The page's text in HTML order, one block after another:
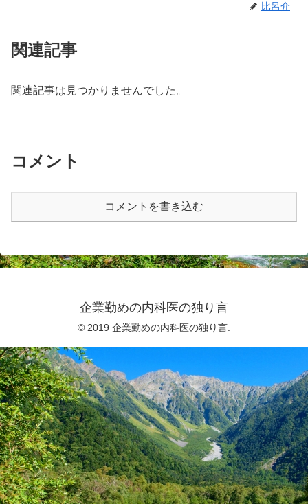
比呂介
関連記事
関連記事は見つかりませんでした。
コメント
コメントを書き込む
企業勤めの内科医の独り言
© 2019 企業勤めの内科医の独り言.